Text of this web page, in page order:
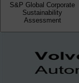
S&P Global Corporate
Sustainability
Assessment